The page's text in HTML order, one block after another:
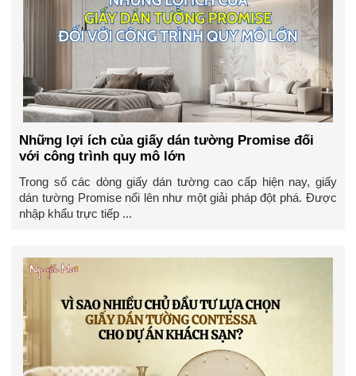
Những lợi ích của giấy dán tường Promise đối
với công trình quy mô lớn
Trong số các dòng giấy dán tường cao cấp hiện nay, giấy
dán tường Promise nổi lên như một giải pháp đột phá. Được
nhập khẩu trực tiếp ...